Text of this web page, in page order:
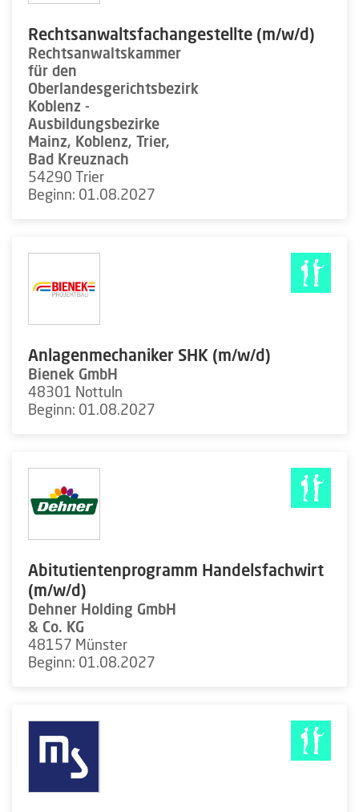
Rechtsanwaltsfachangestellte (m/w/d)
Rechtsanwaltskammer
für den
Oberlandesgerichtsbezirk
Koblenz -
Ausbildungsbezirke
Mainz, Koblenz, Trier,
Bad Kreuznach
54290 Trier
Beginn: 01.08.2027
Anlagenmechaniker SHK (m/w/d)
Bienek GmbH
48301 Nottuln
Beginn: 01.08.2027
Abitutientenprogramm Handelsfachwirt
(m/w/d)
Dehner Holding GmbH
& Co. KG
48157 Münster
Beginn: 01.08.2027